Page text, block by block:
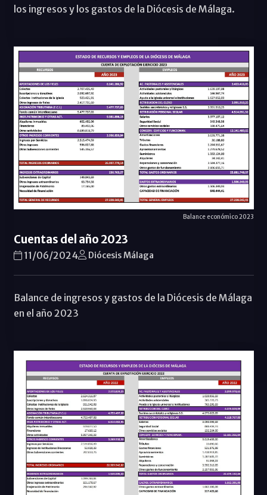
los ingresos y los gastos de la Diócesis de Málaga.
Balance económico 2023
Cuentas del año 2023
11/06/2024 Diócesis Málaga
Balance de ingresos y gastos de la Diócesis de Málaga
en el año 2023